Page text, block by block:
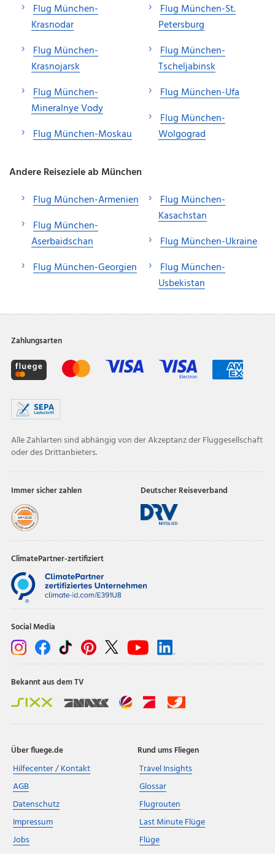
Flug München-
Krasnodar
Flug München-
Krasnojarsk
Flug München-
Mineralnye Vody
Flug München-Moskau
Flug München-St.
Petersburg
Flug München-
Tscheljabinsk
Flug München-Ufa
Flug München-
Wolgograd
Andere Reiseziele ab München
Flug München-Armenien
Flug München-
Aserbaidschan
Flug München-Georgien
Flug München-
Kasachstan
Flug München-Ukraine
Flug München-
Usbekistan